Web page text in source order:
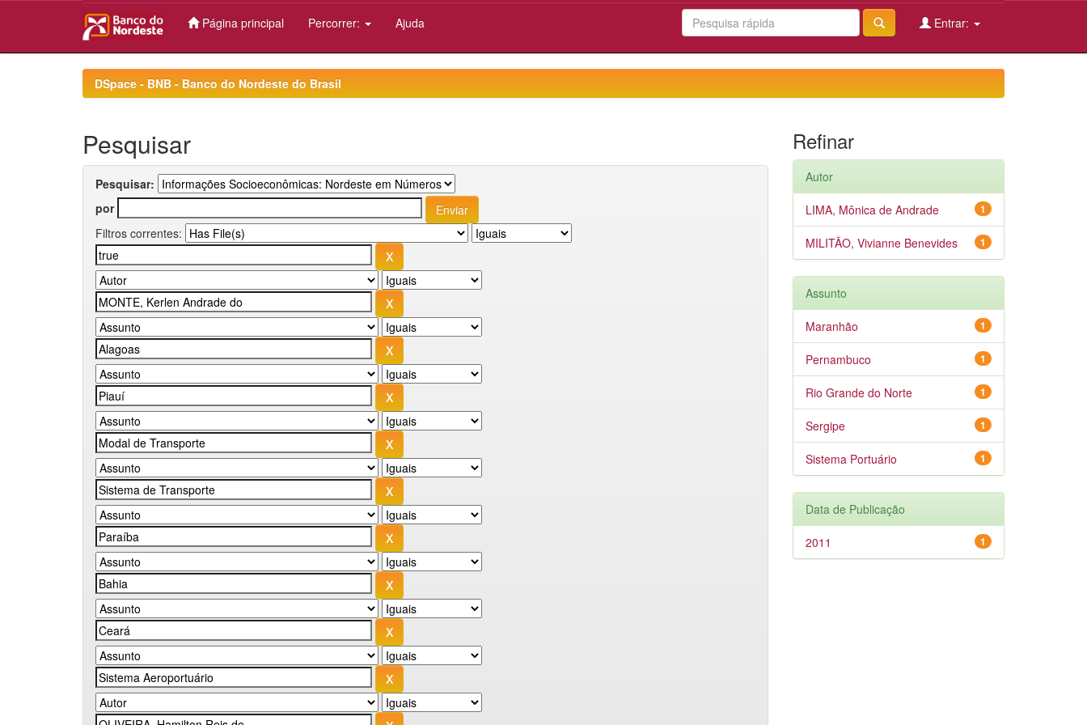
Página principal Percorrer: Ajuda Entrar:
DSpace - BNB - Banco do Nordeste do Brasil
Pesquisar
Pesquisar:
por
Filtros correntes:
Refinar
Autor
1
LIMA, Mônica de Andrade
1
MILITÃO, Vivianne Benevides
Assunto
1
Maranhão
1
Pernambuco
1
Rio Grande do Norte
1
Sergipe
1
Sistema Portuário
Data de Publicação
1
2011